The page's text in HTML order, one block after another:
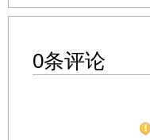
0条评论